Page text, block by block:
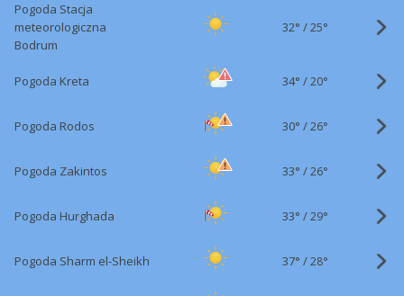
Pogoda Stacja
meteorologiczna
Bodrum
32° /25°
Pogoda Kreta 34° /20°
Pogoda Rodos 30° /26°
Pogoda Zakintos 33° /26°
Pogoda Hurghada 33° /29°
Pogoda Sharm el-Sheikh 37° /28°